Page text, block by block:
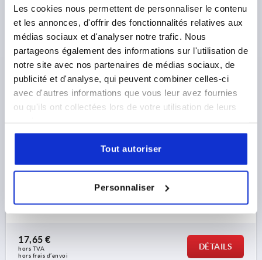
Les cookies nous permettent de personnaliser le contenu
et les annonces, d'offrir des fonctionnalités relatives aux
médias sociaux et d'analyser notre trafic. Nous
partageons également des informations sur l'utilisation de
notre site avec nos partenaires de médias sociaux, de
publicité et d'analyse, qui peuvent combiner celles-ci
avec d'autres informations que vous leur avez fournies
ou qu'ils ont collectées lors de votre utilisation de leurs
Tout autoriser
Personnaliser
LEVIER À SERRAGE RAPIDE FERMETURE ÉLASTOMÈRE
T. 2, D=18, A=99,9, B=33, POLYAMIDE NOIR,
COMP:ACIER INOX.
D=18 SW=13 D1=27,1 LARGEUR=33 B1=24
H=16,2
FORCE DE MAINTIEN APPROX. EN N ALÉSAGE DE
SERRAGE (CHARGE NON PERMANENTE)=350
(CHARGE NON PERMANENTE)=100
17,65 €
hors TVA
hors frais d’envoi
DÉTAILS